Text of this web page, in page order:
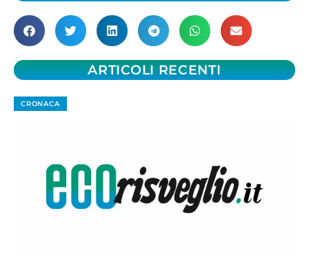
ARTICOLI RECENTI
CRONACA